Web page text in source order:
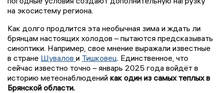
на экосистему региона.
Как долго продлится эта необычная зима и ждать ли
брянцам настоящих холодов – пытаются предсказывать
синоптики. Например, свое мнение выражали известные
в стране Шувалов и Тишковец. Единственное, что
сейчас известно точно – январь 2025 года войдёт в
историю метеонаблюдений как один из самых теплых в
Брянской области.